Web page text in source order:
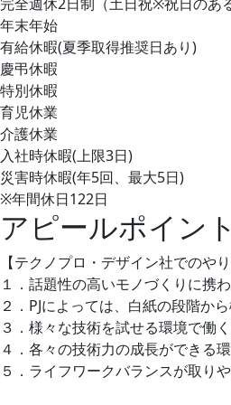
年末年始
有給休暇(夏季取得推奨日あり)
慶弔休暇
特別休暇
育児休業
介護休業
入社時休暇(上限3日)
災害時休暇(年5回、最大5日)
※年間休日122日
アピールポイント
【テクノプロ・デザイン社でのやり
１．話題性の高いモノづくりに携
２．PJによっては、白紙の段階か
３．様々な技術を試せる環境で働
４．各々の技術力の成長ができる環
５．ライフワークバランスが取りや